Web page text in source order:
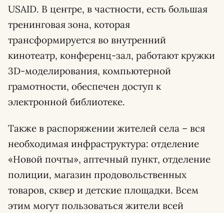
USAID. В центре, в частности, есть большая
тренинговая зона, которая
трансформируется во внутренний
кинотеатр, конференц-зал, работают кружки
3D-моделирования, компьютерной
грамотности, обеспечен доступ к
электронной библиотеке.
Также в распоряжении жителей села – вся
необходимая инфраструктура: отделение
«Новой почты», аптечный пункт, отделение
полиции, магазин продовольственных
товаров, сквер и детские площадки. Всем
этим могут пользоваться жители всей